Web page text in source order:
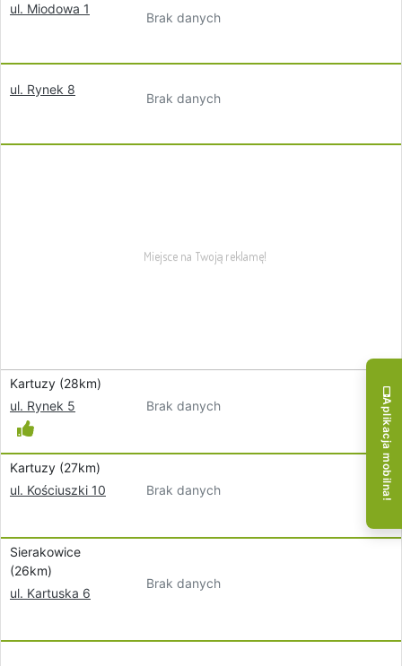
ul. Miodowa 1
Brak danych
ul. Rynek 8
Brak danych
Kartuzy (28km)
ul. Rynek 5
Brak danych
Kartuzy (27km)
ul. Kościuszki 10
Brak danych
Sierakowice
(26km)
ul. Kartuska 6
Brak danych
Aplikacja mobilna!